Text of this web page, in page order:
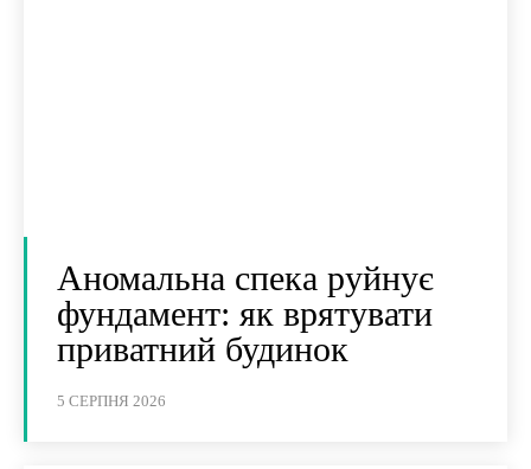
Аномальна спека руйнує
фундамент: як врятувати
приватний будинок
5 СЕРПНЯ 2026